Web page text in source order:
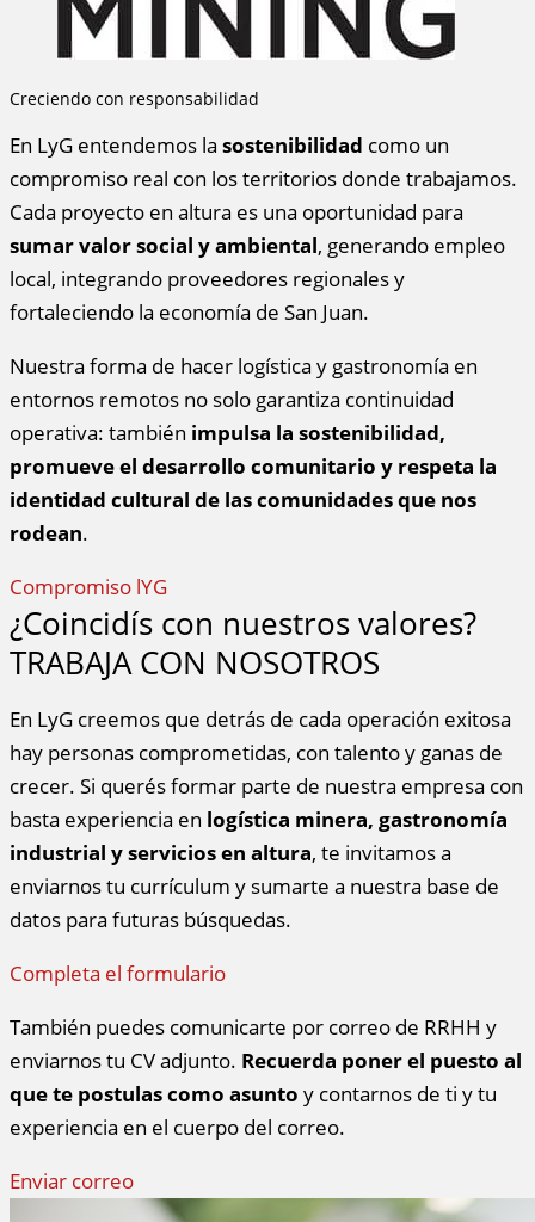
Creciendo con responsabilidad
En LyG entendemos la sostenibilidad como un
compromiso real con los territorios donde trabajamos.
Cada proyecto en altura es una oportunidad para
sumar valor social y ambiental, generando empleo
local, integrando proveedores regionales y
fortaleciendo la economía de San Juan.
Nuestra forma de hacer logística y gastronomía en
entornos remotos no solo garantiza continuidad
operativa: también impulsa la sostenibilidad,
promueve el desarrollo comunitario y respeta la
identidad cultural de las comunidades que nos
rodean.
Compromiso lYG
¿Coincidís con nuestros valores?
TRABAJA CON NOSOTROS
En LyG creemos que detrás de cada operación exitosa
hay personas comprometidas, con talento y ganas de
crecer. Si querés formar parte de nuestra empresa con
basta experiencia en logística minera, gastronomía
industrial y servicios en altura, te invitamos a
enviarnos tu currículum y sumarte a nuestra base de
datos para futuras búsquedas.
Completa el formulario
También puedes comunicarte por correo de RRHH y
enviarnos tu CV adjunto. Recuerda poner el puesto al
que te postulas como asunto y contarnos de ti y tu
experiencia en el cuerpo del correo.
Enviar correo